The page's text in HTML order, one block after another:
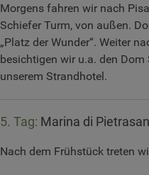
Morgens fahren wir nach
Schiefer Turm, von außen.
„Platz der Wunder“. Weiter
besichtigen wir u.a. den
unserem Strandhotel.
5. Tag: Marina di
Nach dem Frühstück treten